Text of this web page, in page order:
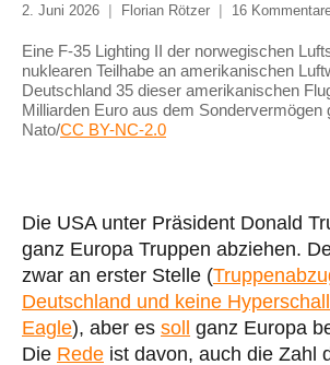
2. Juni 2026 Florian Rötzer 16
Eine F-35 Lighting II der norwegischen
nuklearen Teilhabe an amerikanischen
Deutschland 35 dieser amerikanischen
Milliarden Euro aus dem Sondervermögen
Nato/CC BY-NC-2.0
Die USA unter Präsident Donald
ganz Europa Truppen abziehen.
zwar an erster Stelle (
Deutschland und keine
Eagle), aber es soll
ganz Europa
Die Rede ist davon, auch die Zahl